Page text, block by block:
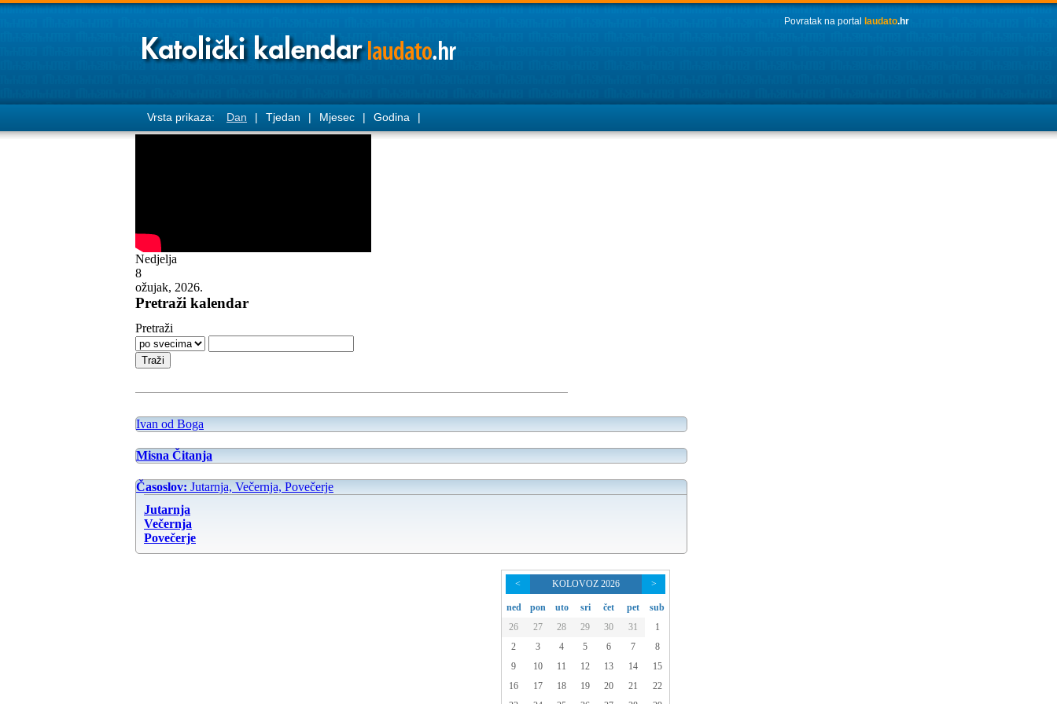
Povratak na portal laudato.hr
Vrsta prikaza: Dan | Tjedan | Mjesec | Godina |
Nedjelja
8
ožujak, 2026.
Pretraži kalendar
Pretraži
Ivan od Boga
Misna Čitanja
Časoslov: Jutarnja, Večernja, Povečerje
Jutarnja
Večernja
Povečerje
< KOLOVOZ 2026 >
ned pon uto sri čet pet
sub
26
27 28 29 30 31
1
2
3 4 5 6 7
8
9
10 11 12 13 14
15
16
17 18 19 20 21
22